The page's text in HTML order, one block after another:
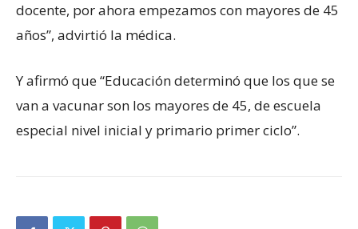
docente, por ahora empezamos con mayores de 45
años”, advirtió la médica.
Y afirmó que “Educación determinó que los que se
van a vacunar son los mayores de 45, de escuela
especial nivel inicial y primario primer ciclo”.